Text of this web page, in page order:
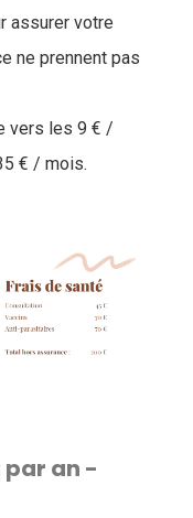
assurer votre
ne prennent pas
vers les 9 € /
€ / mois.
an -